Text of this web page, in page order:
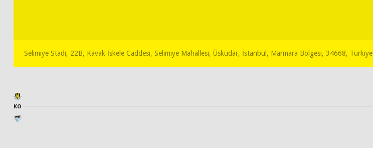
Selimiye Stadı, 22B, Kavak İskele Caddesi, Selimiye Mahallesi, Üsküdar, İstanbul, Marmara Bölgesi, 34668, Türkiye
KO